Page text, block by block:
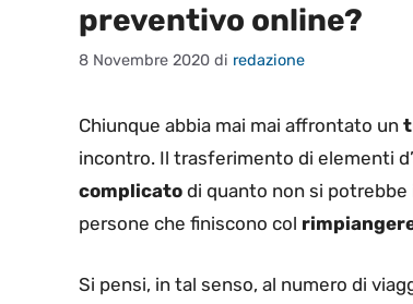
preventivo online?
8 Novembre 2020 di redazione
Chiunque abbia mai mai affrontato un
incontro. Il trasferimento di elementi
complicato di quanto non si
persone che finiscono col
Si pensi, in tal senso, al numero di